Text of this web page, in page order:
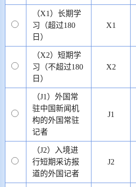
（X1）长期学
习（超过180
日）
X1
（X2）短期学
习（不超过180
日）
X2
（J1）外国常
驻中国新闻机
构的外国常驻
记者
J1
（J2）入境进
行短期采访报
道的外国记者
J2